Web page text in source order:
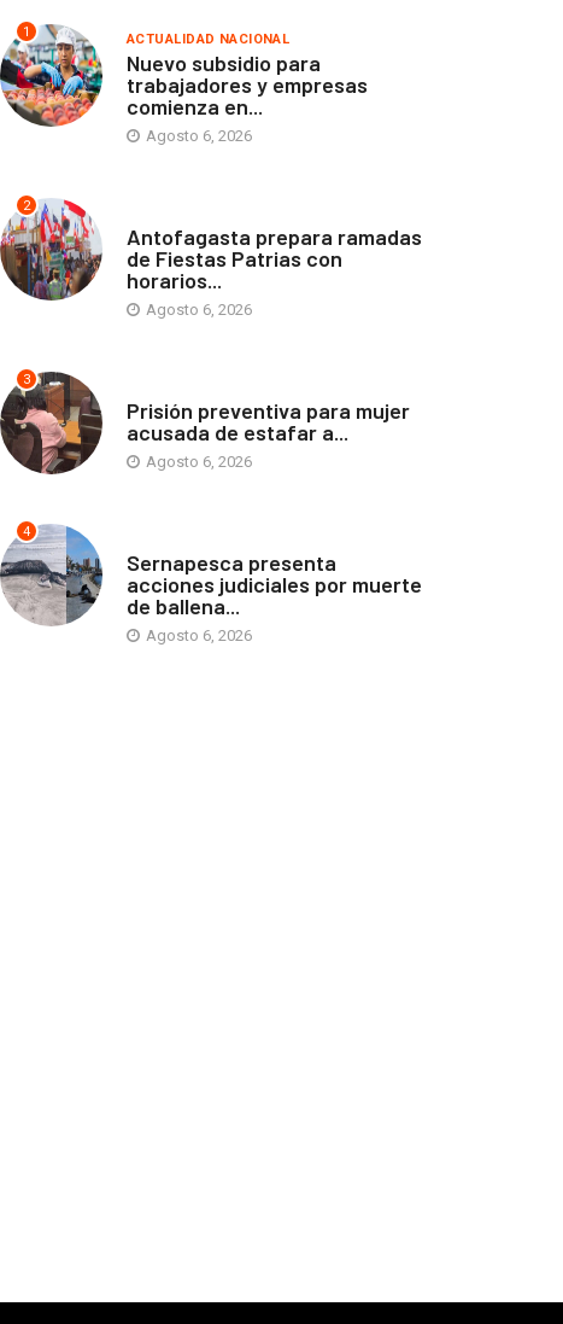
1 ACTUALIDAD NACIONAL
Nuevo subsidio para
trabajadores y empresas
comienza en...
Agosto 6, 2026
2
Antofagasta prepara ramadas
de Fiestas Patrias con
horarios...
Agosto 6, 2026
3
Prisión preventiva para mujer
acusada de estafar a...
Agosto 6, 2026
4
Sernapesca presenta
acciones judiciales por muerte
de ballena...
Agosto 6, 2026